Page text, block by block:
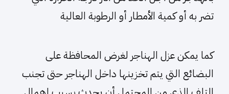
تضر به أو كمية الأمطار أو الرطوبة العالية
كما يمكن عزل الهناجر لغرض المحافظة على
البضائع التي يتم تخزينها داخل الهناجر حتى تجنب